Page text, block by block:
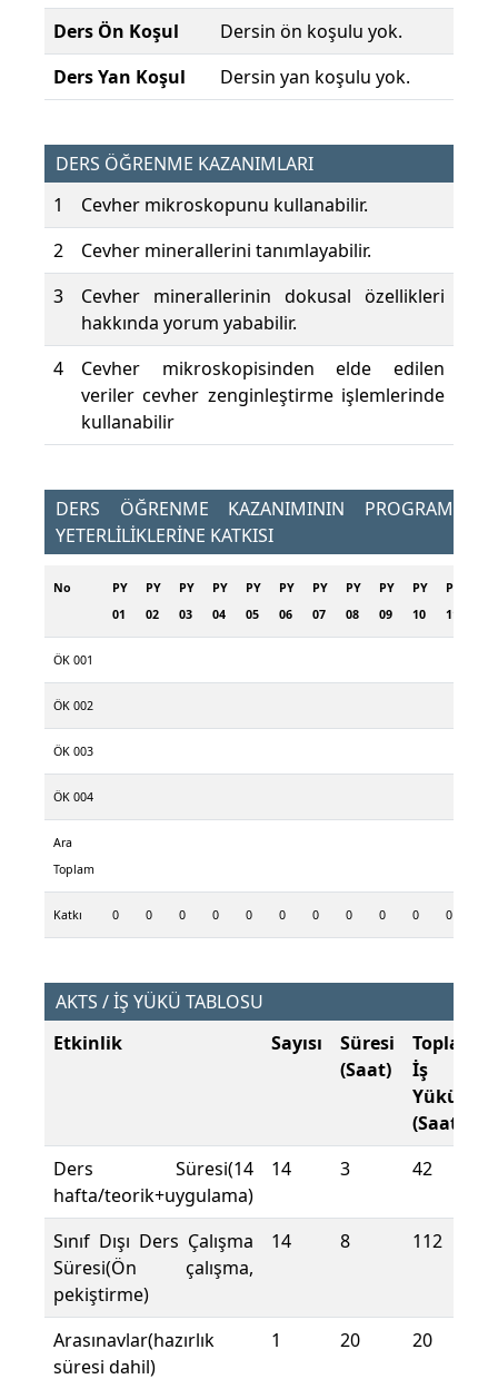
Ders Ön Koşul
Dersin ön koşulu yok.
Ders Yan Koşul
Dersin yan koşulu yok.
DERS ÖĞRENME KAZANIMLARI
1
Cevher mikroskopunu kullanabilir.
2
Cevher minerallerini tanımlayabilir.
3
Cevher minerallerinin dokusal özellikleri
hakkında yorum yababilir.
4
Cevher mikroskopisinden elde edilen
veriler cevher zenginleştirme işlemlerinde
kullanabilir
DERS ÖĞRENME KAZANIMININ PROGRAM
YETERLİLİKLERİNE KATKISI
No
PY
01
PY
02
PY
03
PY
04
PY
05
PY
06
PY
07
PY
08
PY
09
PY
10
PY
11
ÖK 001
ÖK 002
ÖK 003
ÖK 004
Ara
Toplam
Katkı 0 0 0 0 0 0 0 0 0 0 0
AKTS / İŞ YÜKÜ TABLOSU
Etkinlik
Sayısı
Süresi
(Saat)
Toplam
İş
Yükü
(Saat)
Ders Süresi(14
hafta/teorik+uygulama)
14 3 42
Sınıf Dışı Ders Çalışma
Süresi(Ön çalışma,
pekiştirme)
14 8 112
Arasınavlar(hazırlık
süresi dahil)
1 20 20